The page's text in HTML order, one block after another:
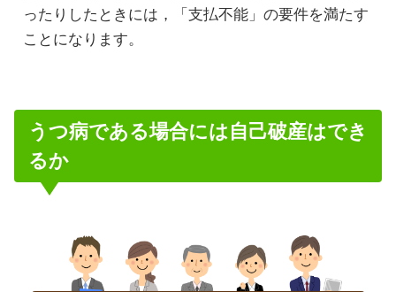
ったりしたときには，「支払不能」の要件を満たす
ことになります。
うつ病である場合には自己破産はでき
るか